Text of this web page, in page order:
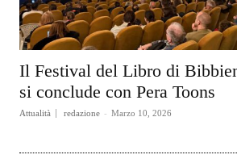
Il Festival del Libro di
si conclude con Pera Toons
Attualità redazione - Marzo 10, 2026